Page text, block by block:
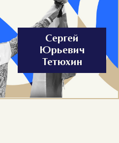
Сергей
Юрьевич
Тетюхин